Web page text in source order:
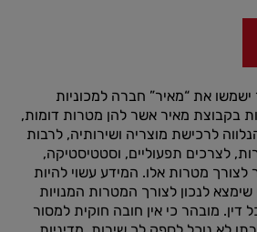
את “מאיר” חברה למכוניות
בקבוצת מאיר אשר להן מטרות דומות,
לרכישת מוצריה ושירותיה, לרבות
לצרכים תפעוליים, וסטטיסטיקה,
לצורך מטרות אלו. המידע עשוי להיות
שימצא לנכון לצורך המטרות המנויות
דין. מובהר כי אין חובה חוקית למסור